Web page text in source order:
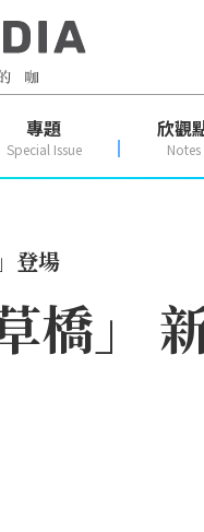
專題
Special Issue
欣觀
Notes
登場
橋」